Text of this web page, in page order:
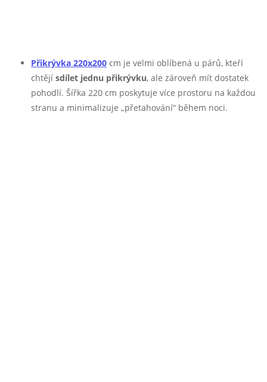
Přikrývka 220x200 cm je velmi oblíbená u párů, kteří
chtějí sdílet jednu přikrývku, ale zároveň mít dostatek
pohodlí. Šířka 220 cm poskytuje více prostoru na každou
stranu a minimalizuje „přetahování“ během noci.